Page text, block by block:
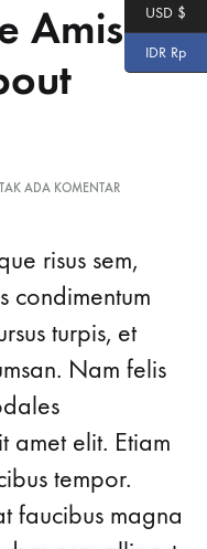
Amish
TAK ADA KOMENTARPADA
AMISH
RIGHT
ABOUT
SUMMERS
risus sem,
condimentum
turpis, et
Nam felis
amet elit. Etiam
tempor.
faucibus magna
USD $
IDR Rp